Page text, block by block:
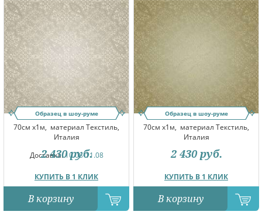
Образец в шоу-руме
70см x1м, материал Текстиль,
Италия
Доставка:10.08-11.08
КУПИТЬ В 1 КЛИК
2 430 руб.
В корзину
Образец в шоу-руме
70см x1м, материал Текстиль,
Италия
КУПИТЬ В 1 КЛИК
2 430 руб.
В корзину